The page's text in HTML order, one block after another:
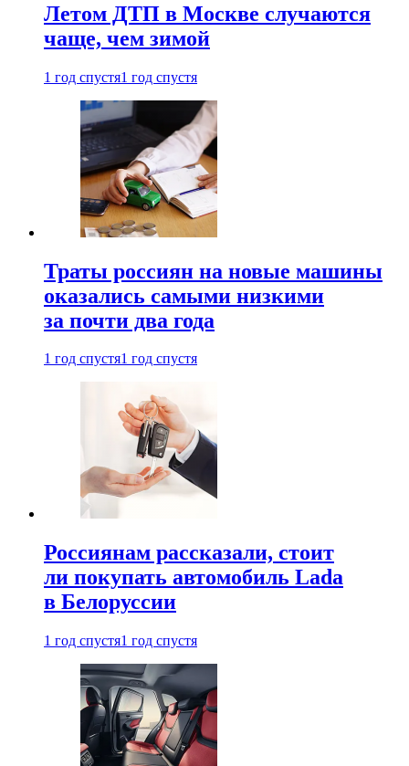
Летом ДТП в Москве случаются
чаще, чем зимой
1 год спустя1 год спустя
Траты россиян на новые машины
оказались самыми низкими
за почти два года
1 год спустя1 год спустя
Россиянам рассказали, стоит
ли покупать автомобиль Lada
в Белоруссии
1 год спустя1 год спустя